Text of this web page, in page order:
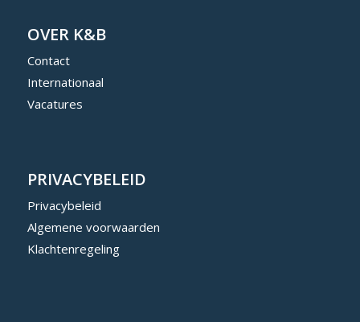
OVER K&B
Contact
Internationaal
Vacatures
PRIVACYBELEID
Privacybeleid
Algemene voorwaarden
Klachtenregeling